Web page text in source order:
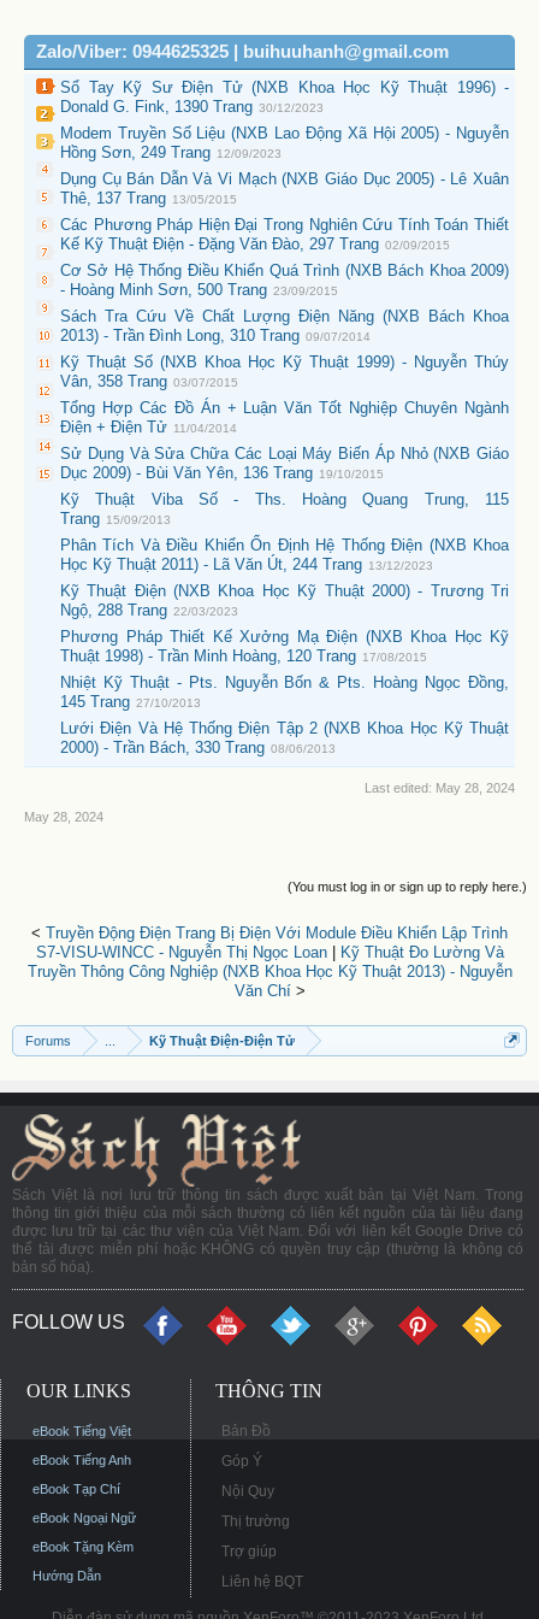
Zalo/Viber: 0944625325 | buihuuhanh@gmail.com
Sổ Tay Kỹ Sư Điện Tử (NXB Khoa Học Kỹ Thuật 1996) -
Donald G. Fink, 1390 Trang 30/12/2023
Modem Truyền Số Liệu (NXB Lao Động Xã Hội 2005) - Nguyễn
Hồng Sơn, 249 Trang 12/09/2023
Dụng Cụ Bán Dẫn Và Vi Mạch (NXB Giáo Dục 2005) - Lê Xuân
Thê, 137 Trang 13/05/2015
Các Phương Pháp Hiện Đại Trong Nghiên Cứu Tính Toán Thiết
Kế Kỹ Thuật Điện - Đặng Văn Đào, 297 Trang 02/09/2015
Cơ Sở Hệ Thống Điều Khiển Quá Trình (NXB Bách Khoa 2009)
- Hoàng Minh Sơn, 500 Trang 23/09/2015
Sách Tra Cứu Về Chất Lượng Điện Năng (NXB Bách Khoa
2013) - Trần Đình Long, 310 Trang 09/07/2014
Kỹ Thuật Số (NXB Khoa Học Kỹ Thuật 1999) - Nguyễn Thúy
Vân, 358 Trang 03/07/2015
Tổng Hợp Các Đồ Án + Luận Văn Tốt Nghiệp Chuyên Ngành
Điện + Điện Tử 11/04/2014
Sử Dụng Và Sửa Chữa Các Loại Máy Biến Áp Nhỏ (NXB Giáo
Dục 2009) - Bùi Văn Yên, 136 Trang 19/10/2015
Kỹ Thuật Viba Số - Ths. Hoàng Quang Trung, 115
Trang 15/09/2013
Phân Tích Và Điều Khiển Ổn Định Hệ Thống Điện (NXB Khoa
Học Kỹ Thuật 2011) - Lã Văn Út, 244 Trang 13/12/2023
Kỹ Thuật Điện (NXB Khoa Học Kỹ Thuật 2000) - Trương Tri
Ngộ, 288 Trang 22/03/2023
Phương Pháp Thiết Kế Xưởng Mạ Điện (NXB Khoa Học Kỹ
Thuật 1998) - Trần Minh Hoàng, 120 Trang 17/08/2015
Nhiệt Kỹ Thuật - Pts. Nguyễn Bốn & Pts. Hoàng Ngọc Đồng,
145 Trang 27/10/2013
Lưới Điện Và Hệ Thống Điện Tập 2 (NXB Khoa Học Kỹ Thuật
2000) - Trần Bách, 330 Trang 08/06/2013
Last edited: May 28, 2024
May 28, 2024
(You must log in or sign up to reply here.)
< Truyền Động Điện Trang Bị Điện Với Module Điều Khiển Lập Trình
S7-VISU-WINCC - Nguyễn Thị Ngọc Loan|
Kỹ Thuật Đo Lường Và
Truyền Thông Công Nghiệp (NXB Khoa Học Kỹ Thuật 2013) - Nguyễn
Văn Chí>
Forums Kỹ Thuật Điện-Điện Tử
Sách Việt là nơi lưu trữ thông tin sách được xuất bản tại Việt Nam. Trong
thông tin giới thiệu của mỗi sách thường có liên kết nguồn của tài liệu đang
được lưu trữ tại các thư viện của Việt Nam. Đối với liên kết Google Drive có
thể tải được miễn phí hoặc KHÔNG có quyền truy cập (thường là không có
bản số hóa).
FOLLOW US
OUR LINKS
eBook Tiếng Việt
eBook Tiếng Anh
eBook Tạp Chí
eBook Ngoại Ngữ
eBook Tặng Kèm
Hướng Dẫn
THÔNG TIN
Bản Đồ
Góp Ý
Nội Quy
Thị trường
Trợ giúp
Liên hệ BQT